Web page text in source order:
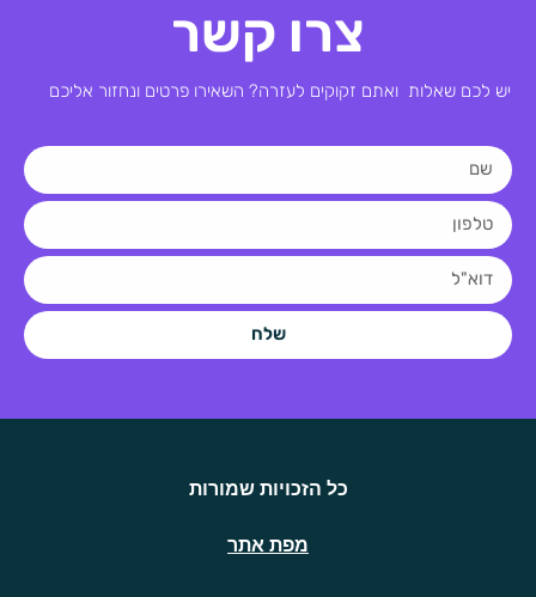
צרו קשר
יש לכם שאלות ואתם זקוקים לעזרה? השאירו פרטים ונחזור אליכם
שלח
כל הזכויות שמורות
מפת אתר